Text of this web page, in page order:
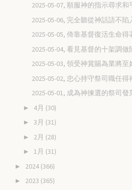
2025-05-07, 順服神的指示尋求
2025-05-06, 完全聽從神話語不陷
2025-05-05, 倚靠基督復活生命
2025-05-04, 看見基督的十架調做
2025-05-03, 領受神賞賜為業將至
2025-05-02, 忠心持守祭司職任得
2025-05-01, 成為神揀選的祭司發
► 4月 (30)
► 3月 (31)
► 2月 (28)
► 1月 (31)
► 2024 (366)
► 2023 (365)